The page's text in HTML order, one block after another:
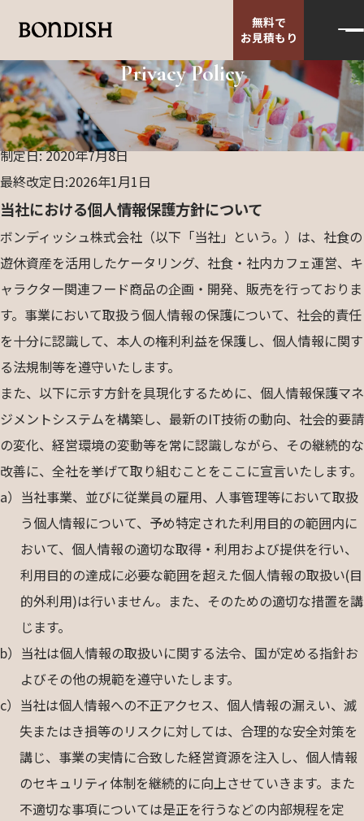
無料で
お見積もり
Privacy Policy
TOP 個人情報保護方針
個人情報保護方針
制定日: 2020年7月8日
最終改定日:2026年1月1日
当社における個人情報保護方針について
ボンディッシュ株式会社（以下「当社」という。）は、社食の
遊休資産を活用したケータリング、社食・社内カフェ運営、キ
ャラクター関連フード商品の企画・開発、販売を行っておりま
す。事業において取扱う個人情報の保護について、社会的責任
を十分に認識して、本人の権利利益を保護し、個人情報に関す
る法規制等を遵守いたします。
また、以下に示す方針を具現化するために、個人情報保護マネ
ジメントシステムを構築し、最新のIT技術の動向、社会的要請
の変化、経営環境の変動等を常に認識しながら、その継続的な
改善に、全社を挙げて取り組むことをここに宣言いたします。
a） 当社事業、並びに従業員の雇用、人事管理等において取扱
う個人情報について、予め特定された利用目的の範囲内に
おいて、個人情報の適切な取得・利用および提供を行い、
利用目的の達成に必要な範囲を超えた個人情報の取扱い(目
的外利用)は行いません。また、そのための適切な措置を講
じます。
b） 当社は個人情報の取扱いに関する法令、国が定める指針お
よびその他の規範を遵守いたします。
c） 当社は個人情報への不正アクセス、個人情報の漏えい、滅
失またはき損等のリスクに対しては、合理的な安全対策を
講じ、事業の実情に合致した経営資源を注入し、個人情報
のセキュリティ体制を継続的に向上させていきます。また
不適切な事項については是正を行うなどの内部規程を定